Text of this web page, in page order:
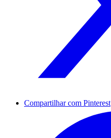
Compartilhar com Pinterest